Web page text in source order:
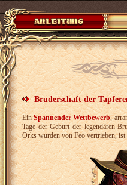
Bruderschaft der
EinSpannender Wettbewerb,
Tage der Geburt der legendären
Orks wurden von Feo vertrieben,